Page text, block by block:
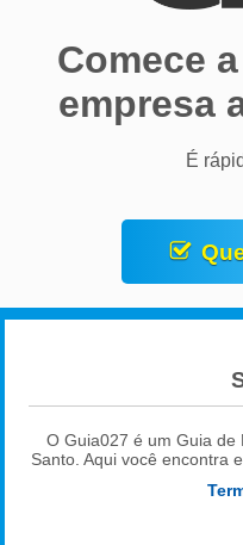
Comece
empresa
É
O Guia027 é um Guia
Santo. Aqui você encontra